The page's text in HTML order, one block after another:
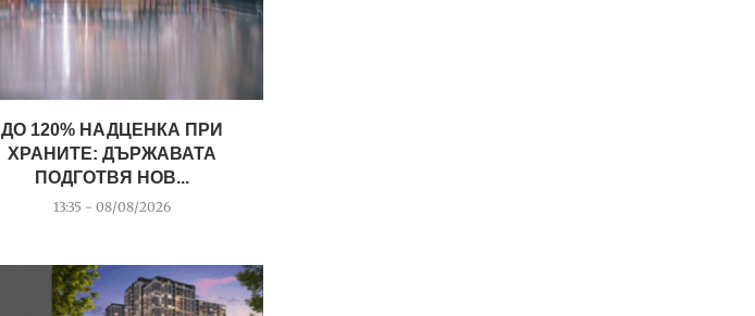
ДО 120% НАДЦЕНКА ПРИ
ХРАНИТЕ: ДЪРЖАВАТА
ПОДГОТВЯ НОВ...
13:35 - 08/08/2026